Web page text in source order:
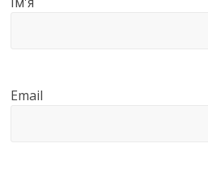
Email